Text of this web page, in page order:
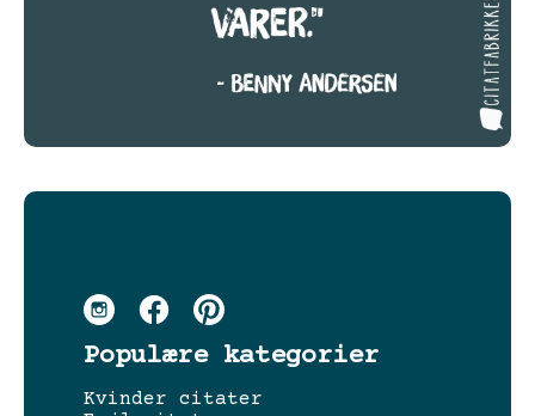
Populære kategorier
Kvinder citater